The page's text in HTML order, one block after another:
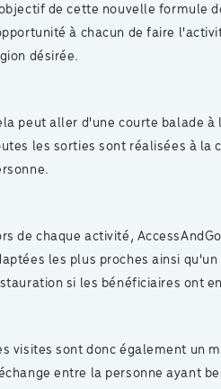
de cette nouvelle formule
à chacun de faire
désirée.
peut aller d'une courte balade
les sorties sont réalisées à la
de chaque activité,
les plus proches ainsi
si les bénéficiaires ont
visites sont donc également un
entre la personne ayant